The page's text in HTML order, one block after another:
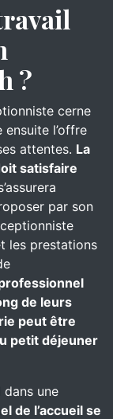
?
cerne
l’offre
attentes. La
satisfaire
par son
les prestations
de leurs
peut être
petit déjeuner
une
de l’accueil se